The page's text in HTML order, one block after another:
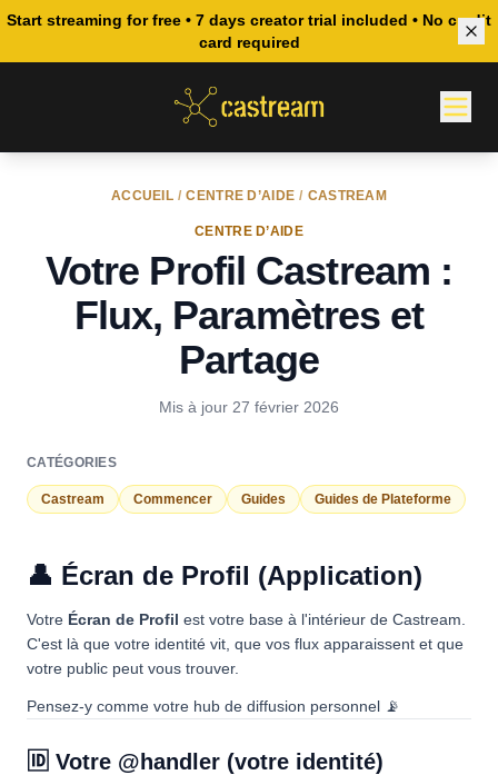
Start streaming for free • 7 days creator trial included • No credit
card required
ACCUEIL / CENTRE D’AIDE / CASTREAM
CENTRE D’AIDE
Votre Profil Castream :
Flux, Paramètres et
Partage
Mis à jour 27 février 2026
CATÉGORIES
Castream Commencer Guides Guides de Plateforme
👤 Écran de Profil (Application)
Votre Écran de Profil est votre base à l'intérieur de Castream.
C'est là que votre identité vit, que vos flux apparaissent et que
votre public peut vous trouver.
Pensez-y comme votre hub de diffusion personnel 📡
🆔 Votre @handler (votre identité)